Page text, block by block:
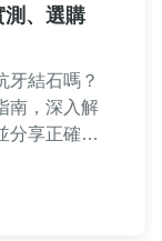
測、選購
牙結石嗎？
南，深入解
分享正確使